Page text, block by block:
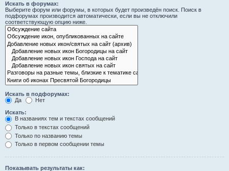
Искать в форумах:
Выберите форум или форумы, в которых будет произведён поиск. Поиск в
подфорумах производится автоматически, если вы не отключили
соответствующую опцию ниже.
Искать в подфорумах:
Да
Нет
Искать:
В названиях тем и текстах сообщений
Только в текстах сообщений
Только по названию темы
Только в первом сообщении темы
Показывать результаты как: